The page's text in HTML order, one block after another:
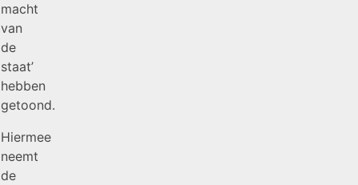
macht
van
de
staat’
hebben
getoond.
Hiermee
neemt
de